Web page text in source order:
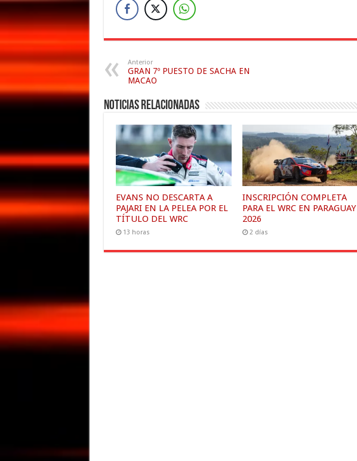
Anterior
GRAN 7º PUESTO DE SACHA EN
MACAO
Noticias relacionadas
EVANS NO DESCARTA A
PAJARI EN LA PELEA POR EL
TÍTULO DEL WRC
13 horas
INSCRIPCIÓN COMPLETA
PARA EL WRC EN PARAGUAY
2026
2 días